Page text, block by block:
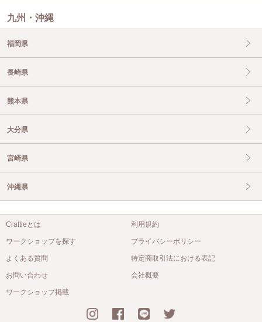
九州・沖縄
福岡県
長崎県
熊本県
大分県
宮崎県
沖縄県
Craftieとは
ワークショップを探す
よくある質問
お問い合わせ
ワークショップ掲載
利用規約
プライバシーポリシー
特定商取引法における表記
会社概要